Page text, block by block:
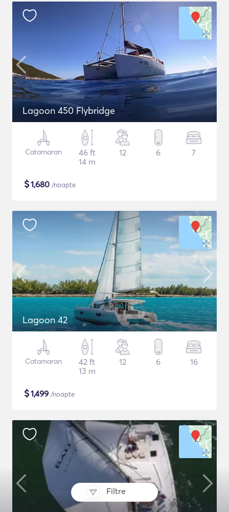
Filtre
Lagoon 450 Flybridge
Catamaran
46 ft
14 m
12 6 7
$1,680 /noapte
Lagoon 42
Catamaran
42 ft
13 m
12 6 16
$1,499 /noapte